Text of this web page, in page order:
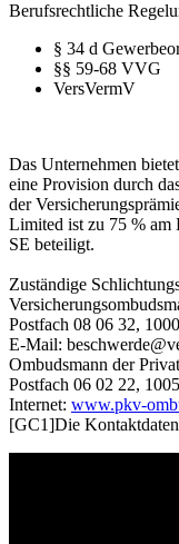
Berufsrechtliche
§ 34 d
§§ 59-68 VVG
VersVermV
Das Unternehmen
eine Provision durch
der
Limited ist zu 75 % am
SE beteiligt.
Zuständige
Postfach 08 06 32,
E-Mail:
Ombudsmann der
Postfach 06 02 22,
Internet: www.pkv-
[GC1]Die